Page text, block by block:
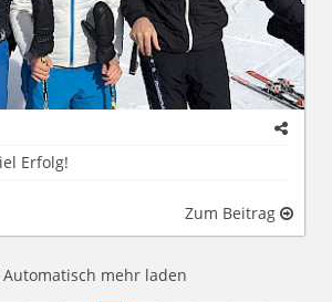
Erfolg!
Zum Beitrag
Automatisch mehr laden